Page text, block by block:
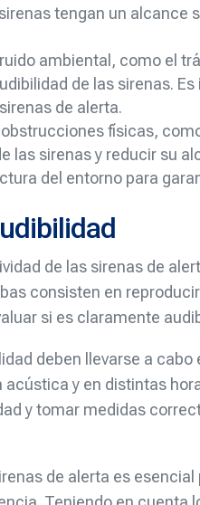
tengan un alcance
ruido ambiental, como el
de las sirenas.
de alerta.
obstrucciones físicas,
las sirenas y reducir su
del entorno para
de las sirenas de
consisten en
si es claramente
deben llevarse a
y en distintas
y tomar medidas
de alerta es